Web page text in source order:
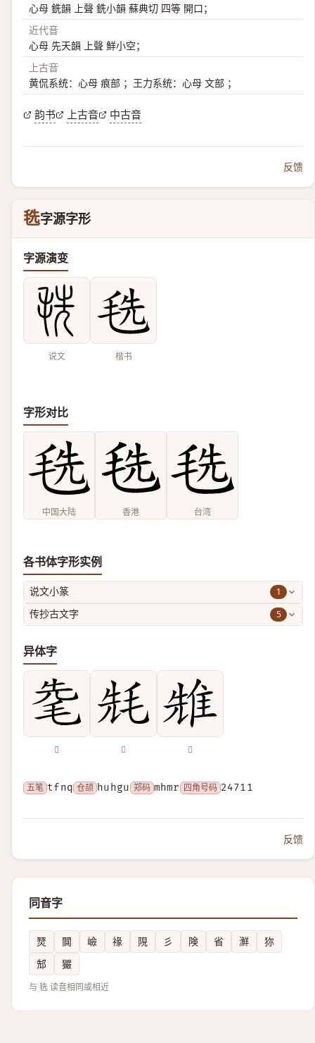
心母 銑韻 上聲 銑小韻 蘇典切 四等 開口；
近代音
心母 先天韻 上聲 鮮小空；
上古音
黄侃系统：心母 痕部 ；王力系统：心母 文部 ；
韵书 上古音 中古音
反馈
毨字源字形
字源演变
说文 楷书
字形对比
中国大陆 香港 台湾
各书体字形实例
说文小篆 1
传抄古文字 5
异体字
𣭟 𣭡 𨾷
五笔 tfnq 仓颉 huhgu 郑码 mhmr 四角号码 24711
反馈
同音字
燹 䦘 嶮 禒 䧋 彡 険 省 㶍
狝
䢾
玁
与 毨 读音相同或相近